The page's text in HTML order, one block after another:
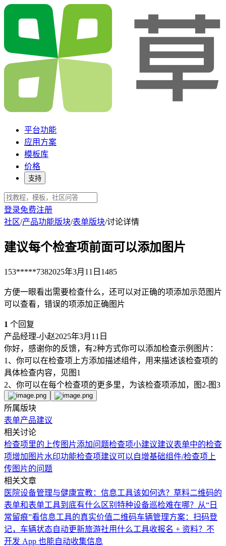
平台功能
应用方案
模板库
价格
支持
登录免费注册
社区/产品功能版块/表单版块/讨论详情
建议每个检查项前面可以添加图片
153*****7382025年3月11日 1485
方便一眼看出需要检查什么，还可以对正确的项添加示范图片
可以查看，错误的项添加正确图片
1 个回复
产品经理-小赵2025年3月11日
你好，感谢你的反馈，有2种方式你可以添加检查示例图片：
1、你可以在检查项上方添加描述组件，用来描述该检查项的
具体检查内容，见图1
2、你可以在每个检查项的更多里，为该检查项添加，图2-图3
所属版块
表单产品建议
相关讨论
检查项里的上传图片添加问题检查项小建议建议表单中的检查
项增加图片水印功能检查项建议可以自增基础组件/检查项上
传图片的问题
相关文章
医院设备管理与健康宣教：信息工具该如何选？ 草料二维码的
表单和表单工具到底有什么区别 特种设备巡检难在哪？从“日
常留痕”看信息工具的真实价值二维码车辆管理方案：扫码登
记，车辆状态自动更新旅游社用什么工具收报名 + 资料？不
开发 App 也能自动收集信息